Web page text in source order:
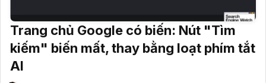
Trang chủ Google có biến: Nút "Tìm
kiếm" biến mất, thay bằng loạt phím tắt
AI